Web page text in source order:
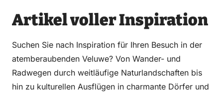
Artikel voller Inspiration
Suchen Sie nach Inspiration für Ihren Besuch in der
atemberaubenden Veluwe? Von Wander- und
Radwegen durch weitläufige Naturlandschaften bis
hin zu kulturellen Ausflügen in charmante Dörfer und